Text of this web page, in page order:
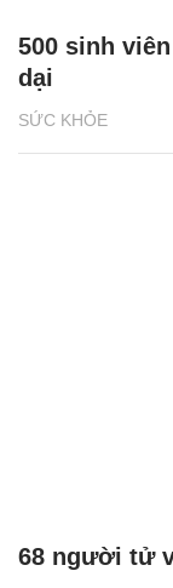
SỨC KHỎE
500 sinh
dại
68 người tử